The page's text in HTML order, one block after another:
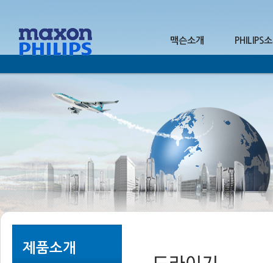
1
맥슨소개 PHILIPS
제품소개